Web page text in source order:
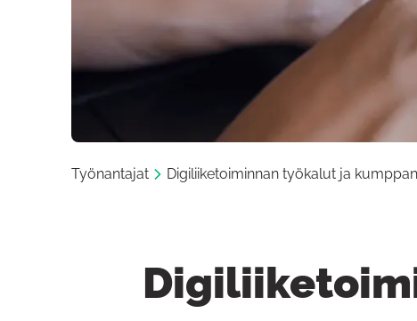
Työnantajat Digiliiketoiminnan työkalut ja